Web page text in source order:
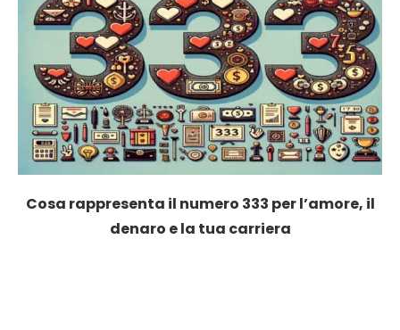
Cosa rappresenta il numero 333 per l’amore, il
denaro e la tua carriera